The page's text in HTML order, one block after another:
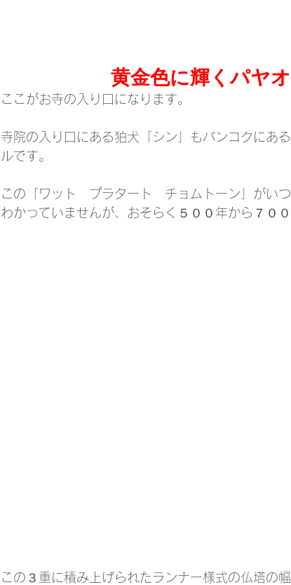
黄金色に輝くパヤ
ここがお寺の入り口になります。
寺院の入り口にある狛犬「シン」もバンコクにあ
ルです。
この「ワット　プラタート　チョムトーン」がい
わかっていませんが、おそらく５００年から７０
この３重に積み上げられたランナー様式の仏塔の